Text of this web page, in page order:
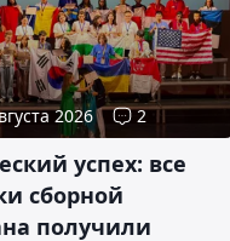
2026 2
успех: все
сборной
получили